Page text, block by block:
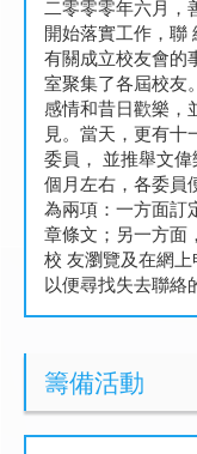
二零零零年六月，
開始落實工作，聯
有關成立校友會的
室聚集了各屆校友
感情和昔日歡樂，
見。當天，更有十
委員， 並推舉文
個月左右，各委員
為兩項：一方面訂
章條文；另一方面
校 友瀏覽及在網
以便尋找失去聯絡
籌備活動